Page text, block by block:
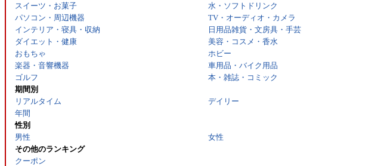
スイーツ・お菓子
水・ソフトドリンク
パソコン・周辺機器
TV・オーディオ・カメラ
インテリア・寝具・収納
日用品雑貨・文房具・手芸
ダイエット・健康
美容・コスメ・香水
おもちゃ
ホビー
楽器・音響機器
車用品・バイク用品
ゴルフ
本・雑誌・コミック
期間別
リアルタイム
デイリー
年間
性別
男性
女性
その他のランキング
クーポン